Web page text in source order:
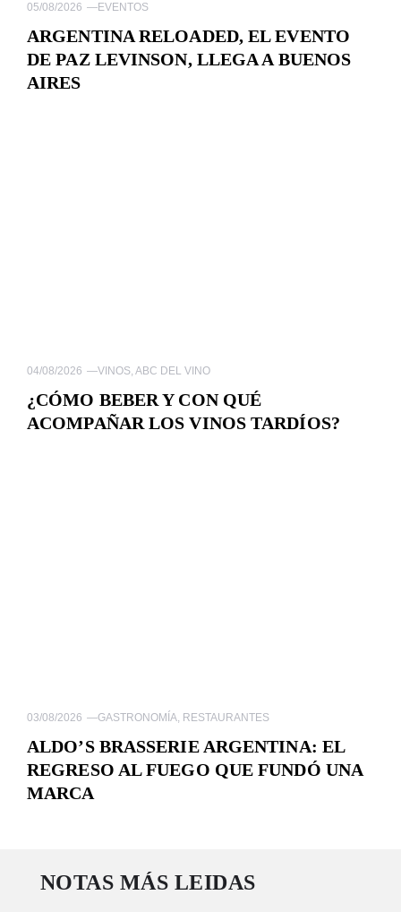
05/08/2026 —EVENTOS
ARGENTINA RELOADED, EL EVENTO
DE PAZ LEVINSON, LLEGA A BUENOS
AIRES
04/08/2026 —VINOS, ABC DEL VINO
¿CÓMO BEBER Y CON QUÉ
ACOMPAÑAR LOS VINOS TARDÍOS?
03/08/2026 —GASTRONOMÍA, RESTAURANTES
ALDO’S BRASSERIE ARGENTINA: EL
REGRESO AL FUEGO QUE FUNDÓ UNA
MARCA
NOTAS MÁS LEIDAS